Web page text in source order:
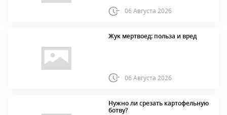
06 Августа 2026
Жук мертвоед: польза и вред
06 Августа 2026
Нужно ли срезать картофельную
ботву?